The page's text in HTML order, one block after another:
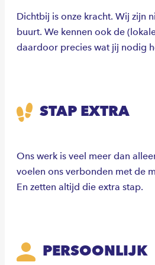
Dichtbij is onze kracht. Wij zijn
buurt. We kennen ook de
daardoor precies wat jij nodig
STAP EXTRA
Ons werk is veel meer dan
voelen ons verbonden met de
En zetten altijd die extra stap.
PERSOONLIJK